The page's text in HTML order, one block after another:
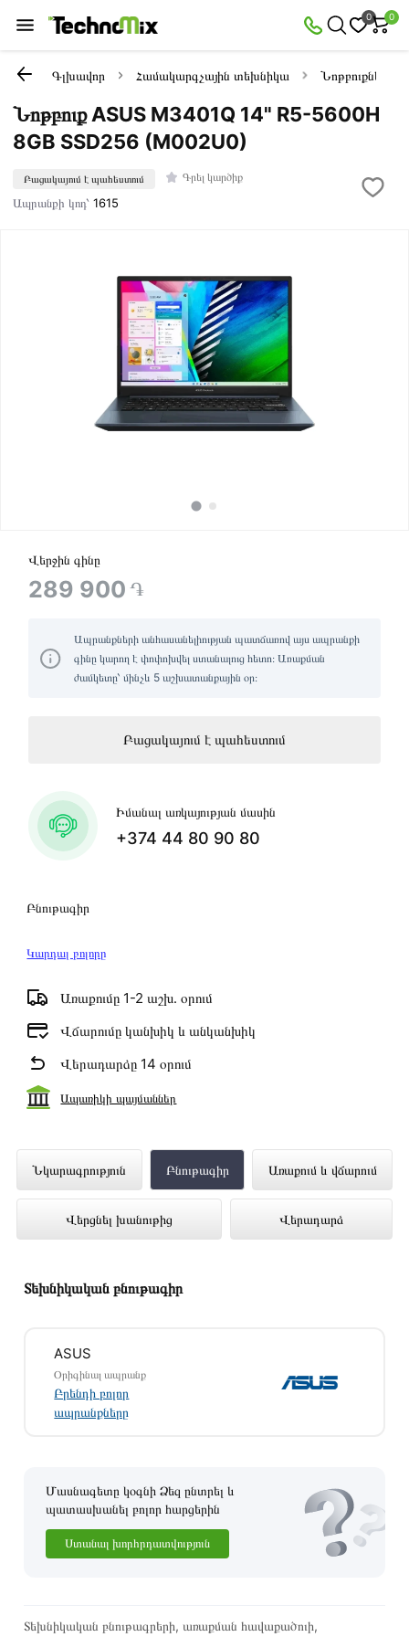
0 0
Գլխավոր Համակարգչային տեխնիկա Նոթբուքներ
Նոթբուք ASUS M3401Q 14" R5-5600H
8GB SSD256 (M002U0)
Բացակայում է պահեստում Գրել կարծիք
Ապրանքի կոդ՝1615
Բնութագիր
Կարդալ բոլորը
Առաքումը 1-2 աշխ․ օրում
Վճարումը կանխիկ և անկանխիկ
Վերադարձը 14 օրում
Ապառիկի պայմաններ
Վերջին գինը
289 900 ֏
Ապրանքների անհասանելիության պատճառով այս ապրանքի
գինը կարող է փոփոխվել ստանալուց հետո։ Առաքման
ժամկետը՝ մինչև 5 աշխատանքային օր։
Բացակայում է պահեստում
Իմանալ առկայության մասին
+374 44 80 90 80
Նկարագրություն Բնութագիր Առաքում և վճարում
Վերցնել խանութից Վերադարձ
Նոթբուք ASUS M3401Q 14" R5-5600H
8GB SSD256 (M002U0) ներկայացված
է Technomix առցանց խանութում
Կարող եք նաև պատվիրել՝ զանգահարելով կայքում նշված
Տեխնիկական բնութագիր
ASUS
Օրիգինալ ապրանք
Բրենդի բոլոր
ապրանքները
Մասնագետը կօգնի Ձեզ ընտրել և
պատասխանել բոլոր հարցերին
Ստանալ խորհրդատվություն
Տեխնիկական բնութագրերի, առաքման հավաքածուի,